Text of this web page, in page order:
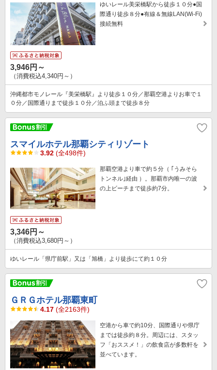
ゆいレール美栄橋駅から徒歩１０分●国
際通り徒歩８分●有線＆無線LAN(Wi-Fi)
接続無料
3,946円～
（消費税込4,340円～）
沖縄都市モノレール『美栄橋駅』より徒歩１０分／那覇空港よりお車で１
０分／国際通りまで徒歩１０分／泊ふ頭まで徒歩８分
スマイルホテル那覇シティリゾート
3.92 (全498件)
那覇空港より車で約５分（ ｢うみそら
トンネル｣経由 ）。那覇市内唯一の波
の上ビーチまで徒歩約7分。
3,346円～
（消費税込3,680円～）
ゆいレール「県庁前駅」又は「旭橋」より徒歩にて約１０分
ＧＲＧホテル那覇東町
4.17 (全2163件)
空港から車で約10分、国際通りや県庁
までは徒歩約８分。周辺には、スタッ
フ「おススメ！」の飲食店が多数軒を
並べています。